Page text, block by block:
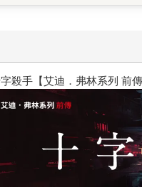
才終於找到。正要傳訊
真實生活裡的談話。 我
身影。可能她把濃烈
漸漸明白，不是每個問
的風景。 可惜的是，
的那些片刻。無論是哀
瑄的夢是熾熱、沉靜，
報經典展69折起